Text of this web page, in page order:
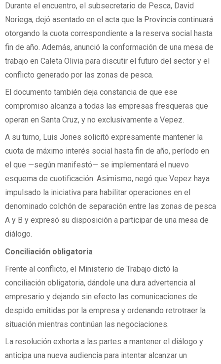
Durante el encuentro, el subsecretario de Pesca, David
Noriega, dejó asentado en el acta que la Provincia continuará
otorgando la cuota correspondiente a la reserva social hasta
fin de año. Además, anunció la conformación de una mesa de
trabajo en Caleta Olivia para discutir el futuro del sector y el
conflicto generado por las zonas de pesca.
El documento también deja constancia de que ese
compromiso alcanza a todas las empresas fresqueras que
operan en Santa Cruz, y no exclusivamente a Vepez.
A su turno, Luis Jones solicitó expresamente mantener la
cuota de máximo interés social hasta fin de año, período en
el que —según manifestó— se implementará el nuevo
esquema de cuotificación. Asimismo, negó que Vepez haya
impulsado la iniciativa para habilitar operaciones en el
denominado colchón de separación entre las zonas de pesca
A y B y expresó su disposición a participar de una mesa de
diálogo.
Conciliación obligatoria
Frente al conflicto, el Ministerio de Trabajo dictó la
conciliación obligatoria, dándole una dura advertencia al
empresario y dejando sin efecto las comunicaciones de
despido emitidas por la empresa y ordenando retrotraer la
situación mientras continúan las negociaciones.
La resolución exhorta a las partes a mantener el diálogo y
anticipa una nueva audiencia para intentar alcanzar un